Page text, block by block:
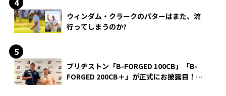
ウィンダム・クラークのパターはまた、流
行ってしまうのか?
ブリヂストン「B-FORGED 100CB」「B-
FORGED 200CB＋」が正式にお披露目！